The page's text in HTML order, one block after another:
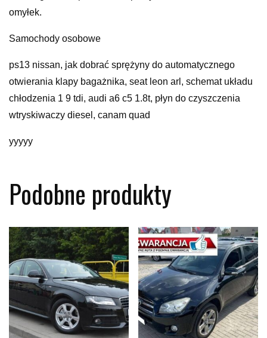
omyłek.
Samochody osobowe
ps13 nissan, jak dobrać sprężyny do automatycznego
otwierania klapy bagażnika, seat leon arl, schemat układu
chłodzenia 1 9 tdi, audi a6 c5 1.8t, płyn do czyszczenia
wtryskiwaczy diesel, canam quad
yyyyy
Podobne produkty